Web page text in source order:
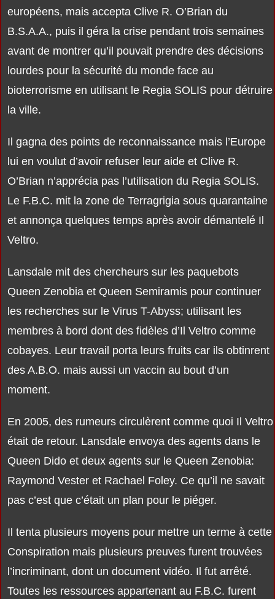
européens, mais accepta Clive R. O’Brian du
B.S.A.A., puis il géra la crise pendant trois semaines
avant de montrer qu’il pouvait prendre des décisions
lourdes pour la sécurité du monde face au
bioterrorisme en utilisant le Regia SOLIS pour détruire
la ville.
Il gagna des points de reconnaissance mais l’Europe
lui en voulut d’avoir refuser leur aide et Clive R.
O’Brian n’apprécia pas l’utilisation du Regia SOLIS.
Le F.B.C. mit la zone de Terragrigia sous quarantaine
et annonça quelques temps après avoir démantelé Il
Veltro.
Lansdale mit des chercheurs sur les paquebots
Queen Zenobia et Queen Semiramis pour continuer
les recherches sur le Virus T-Abyss; utilisant les
membres à bord dont des fidèles d’Il Veltro comme
cobayes. Leur travail porta leurs fruits car ils obtinrent
des A.B.O. mais aussi un vaccin au bout d’un
moment.
En 2005, des rumeurs circulèrent comme quoi Il Veltro
était de retour. Lansdale envoya des agents dans le
Queen Dido et deux agents sur le Queen Zenobia:
Raymond Vester et Rachael Foley. Ce qu’il ne savait
pas c’est que c’était un plan pour le piéger.
Il tenta plusieurs moyens pour mettre un terme à cette
Conspiration mais plusieurs preuves furent trouvées
l’incriminant, dont un document vidéo. Il fut arrêté.
Toutes les ressources appartenant au F.B.C. furent